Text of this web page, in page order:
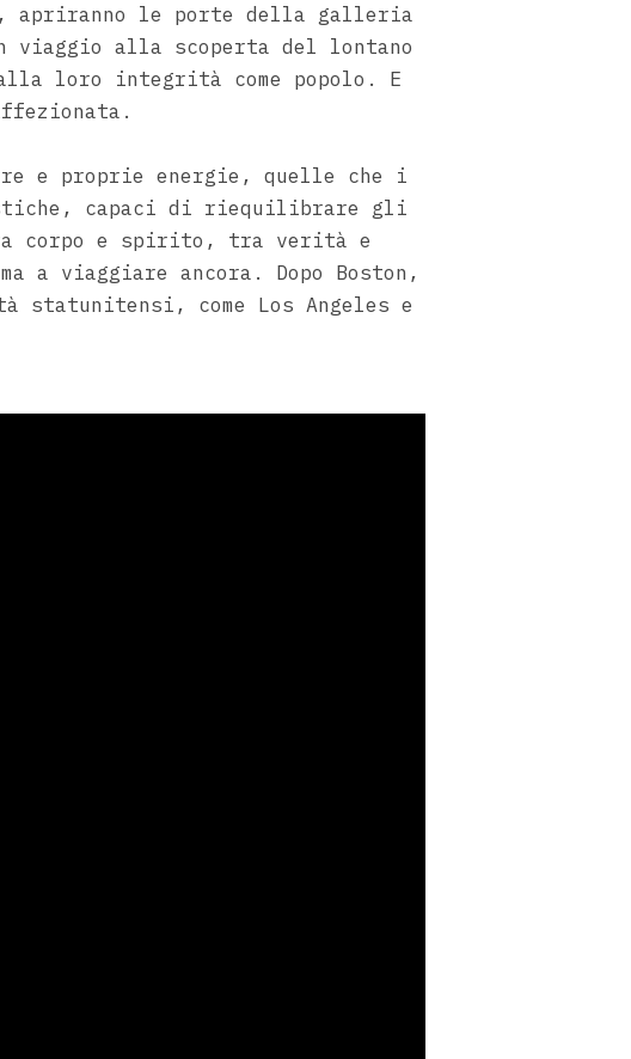
apriranno le porte della galleria
viaggio alla scoperta del lontano
loro integrità come popolo. E
e proprie energie, quelle che i
capaci di riequilibrare gli
corpo e spirito, tra verità e
a viaggiare ancora. Dopo Boston,
come Los Angeles e